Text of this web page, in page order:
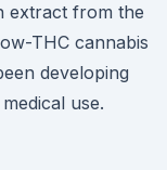
extract from the
THC cannabis
developing
use.